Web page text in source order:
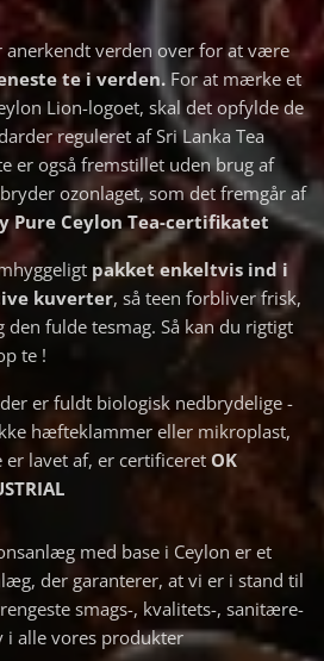
anerkendt verden over for at være
te i verden. For at mærke et
Lion-logoet, skal det opfylde de
reguleret af Sri Lanka Tea
er også fremstillet uden brug af
ozonlaget, som det fremgår af
Pure Ceylon Tea-certifikatet
pakket enkeltvis ind i
kuverter, så teen forbliver frisk,
den fulde tesmag. Så kan du rigtigt
te !
er fuldt biologisk nedbrydelige -
hæfteklammer eller mikroplast,
er lavet af, er certificeret OK
med base i Ceylon er et
der garanterer, at vi er i stand til
smags-, kvalitets-, sanitære-
i alle vores produkter